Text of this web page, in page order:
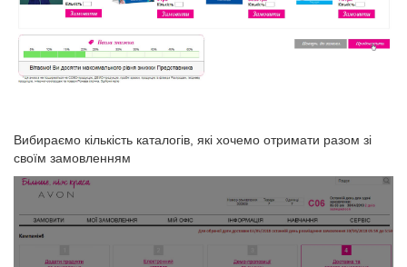
Вибираємо кількість каталогів, які хочемо отримати разом зі
своїм замовленням